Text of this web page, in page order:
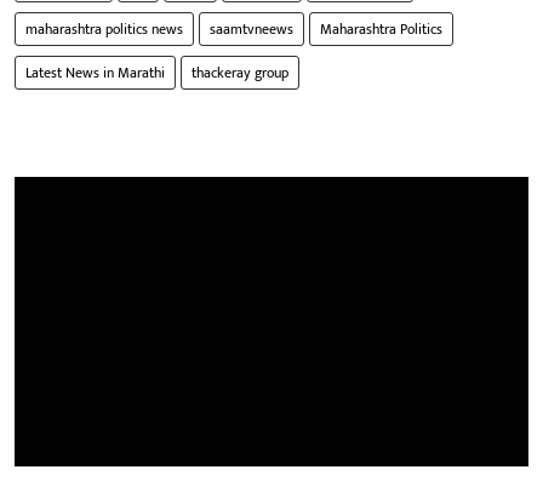
maharashtra politics news
saamtvneews
Maharashtra Politics
Latest News in Marathi
thackeray group